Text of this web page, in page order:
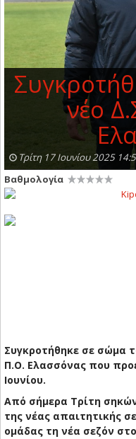
νέο
Τρίτη 17 Ιουνίου 2025
Βαθμολογία
Συγκροτήθηκε σε σώμα
Π.Ο. Ελασσόνας που
Ιουνίου.
Από σήμερα Τρίτη
της νέας απαιτητικής
ομάδας τη νέα σεζόν